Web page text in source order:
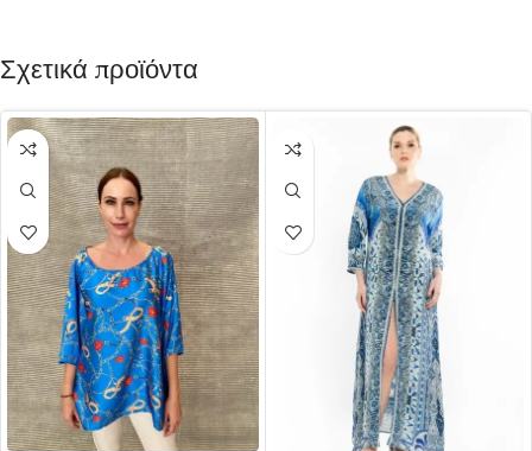
Σχετικά προϊόντα